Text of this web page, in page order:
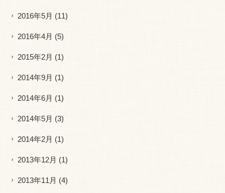
2016年5月 (11)
2016年4月 (5)
2015年2月 (1)
2014年9月 (1)
2014年6月 (1)
2014年5月 (3)
2014年2月 (1)
2013年12月 (1)
2013年11月 (4)